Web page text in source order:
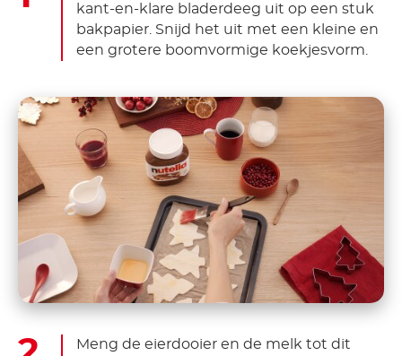
kant-en-klare bladerdeeg uit op een stuk
bakpapier. Snijd het uit met een kleine en
een grotere boomvormige koekjesvorm.
Meng de eierdooier en de melk tot dit